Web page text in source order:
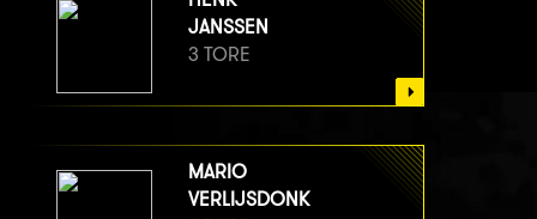
JANSSEN
3 TORE
MARIO
VERLIJSDONK